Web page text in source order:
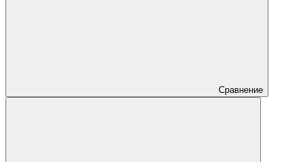
Сравнение